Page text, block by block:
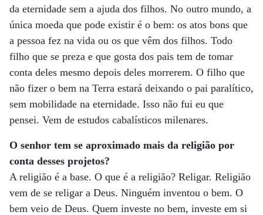
da eternidade sem a ajuda dos filhos. No outro mundo, a
única moeda que pode existir é o bem: os atos bons que
a pessoa fez na vida ou os que vêm dos filhos. Todo
filho que se preza e que gosta dos pais tem de tomar
conta deles mesmo depois deles morrerem. O filho que
não fizer o bem na Terra estará deixando o pai paralítico,
sem mobilidade na eternidade. Isso não fui eu que
pensei. Vem de estudos cabalísticos milenares.
O senhor tem se aproximado mais da religião por
conta desses projetos?
A religião é a base. O que é a religião? Religar. Religião
vem de se religar a Deus. Ninguém inventou o bem. O
bem veio de Deus. Quem investe no bem, investe em si